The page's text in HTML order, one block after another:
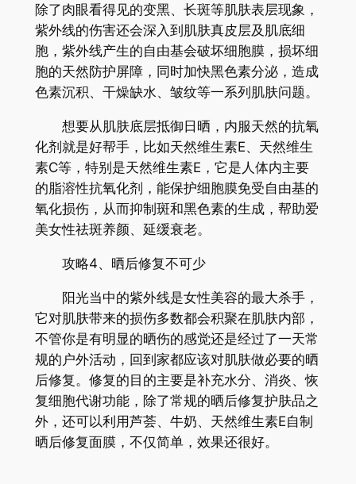
除了肉眼看得见的变黑、长斑等肌肤表层现象，
紫外线的伤害还会深入到肌肤真皮层及肌底细
胞，紫外线产生的自由基会破坏细胞膜，损坏细
胞的天然防护屏障，同时加快黑色素分泌，造成
色素沉积、干燥缺水、皱纹等一系列肌肤问题。
想要从肌肤底层抵御日晒，内服天然的抗氧
化剂就是好帮手，比如天然维生素E、天然维生
素C等，特别是天然维生素E，它是人体内主要
的脂溶性抗氧化剂，能保护细胞膜免受自由基的
氧化损伤，从而抑制斑和黑色素的生成，帮助爱
美女性祛斑养颜、延缓衰老。
攻略4、晒后修复不可少
阳光当中的紫外线是女性美容的最大杀手，
它对肌肤带来的损伤多数都会积聚在肌肤内部，
不管你是有明显的晒伤的感觉还是经过了一天常
规的户外活动，回到家都应该对肌肤做必要的晒
后修复。修复的目的主要是补充水分、消炎、恢
复细胞代谢功能，除了常规的晒后修复护肤品之
外，还可以利用芦荟、牛奶、天然维生素E自制
晒后修复面膜，不仅简单，效果还很好。